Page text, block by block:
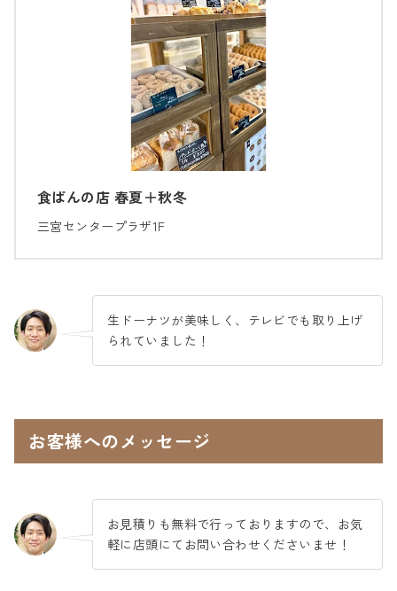
食ぱんの店 春夏＋秋冬
三宮センタープラザ1F
生ドーナツが美味しく、テレビでも取り上げ
られていました！
お客様へのメッセージ
お見積りも無料で行っておりますので、お気
軽に店頭にてお問い合わせくださいませ！